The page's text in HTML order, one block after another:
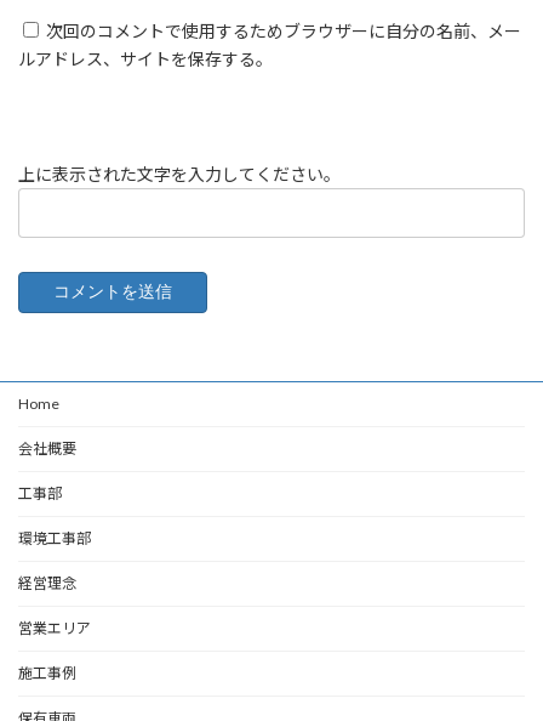
次回のコメントで使用するためブラウザーに自分の名前、メー
ルアドレス、サイトを保存する。
上に表示された文字を入力してください。
Home
会社概要
工事部
環境工事部
経営理念
営業エリア
施工事例